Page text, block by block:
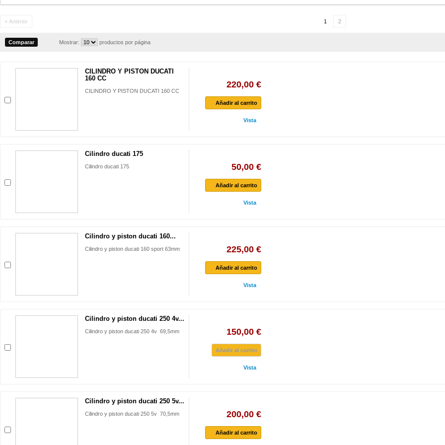
« Anterior 1 2
Mostrar: productos por página
CILINDRO Y PISTON DUCATI
160 CC
CILINDRO Y PISTON DUCATI 160 CC
220,00 €
Añadir al carrito
Vista
Cilindro ducati 175
Cilindro ducati 175 50,00 €
Añadir al carrito
Vista
Cilindro y piston ducati 160...
Cilindro y piston ducati 160 sport 63mm 225,00 €
Añadir al carrito
Vista
Cilindro y piston ducati 250 4v...
Cilindro y piston ducati 250 4v 69,5mm 150,00 €
Añadir al carrito
Vista
Cilindro y piston ducati 250 5v...
Cilindro y piston ducati 250 5v 70,5mm 200,00 €
Añadir al carrito